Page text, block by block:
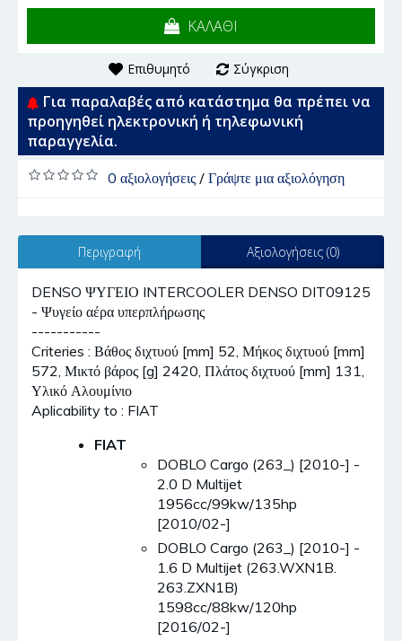
ΚΑΛΑΘΙ
Επιθυμητό Σύγκριση
Για παραλαβές από κατάστημα θα πρέπει να
προηγηθεί ηλεκτρονική ή τηλεφωνική
παραγγελία.
0 αξιολογήσεις/ Γράψτε μια αξιολόγηση
Περιγραφή Αξιολογήσεις (0)
DENSO ΨΥΓΕΙΟ INTERCOOLER DENSO DIT09125
- Ψυγείο αέρα υπερπλήρωσης
-----------
Criteries : Βάθος διχτυού [mm] 52, Μήκος διχτυού [mm]
572, Μικτό βάρος [g] 2420, Πλάτος διχτυού [mm] 131,
Υλικό Αλουμίνιο
Aplicability to : FIAT
FIAT
DOBLO Cargo (263_) [2010-] -
2.0 D Multijet
1956cc/99kw/135hp
[2010/02-]
DOBLO Cargo (263_) [2010-] -
1.6 D Multijet (263.WXN1B.
263.ZXN1B)
1598cc/88kw/120hp
[2016/02-]